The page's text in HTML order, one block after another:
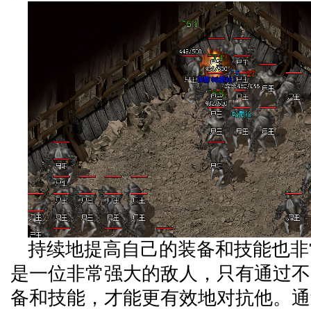
持续地提高自己的装备和技能也
是一位非常强大的敌人，只有通过
备和技能，才能更有效地对抗他。